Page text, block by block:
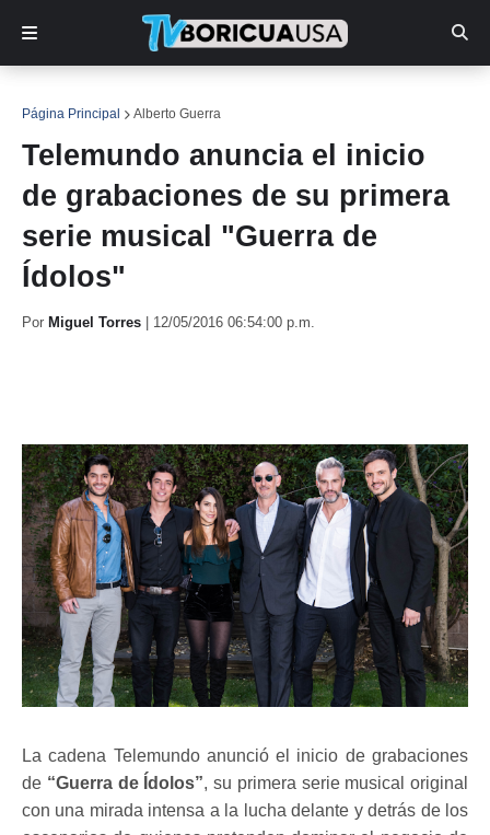
Página Principal Alberto Guerra
Telemundo anuncia el inicio
de grabaciones de su primera
serie musical "Guerra de
Ídolos"
Por Miguel Torres 12/05/2016 06:54:00 p.m.
La cadena Telemundo anunció el inicio de grabaciones
de “Guerra de Ídolos”, su primera serie musical original
con una mirada intensa a la lucha delante y detrás de los